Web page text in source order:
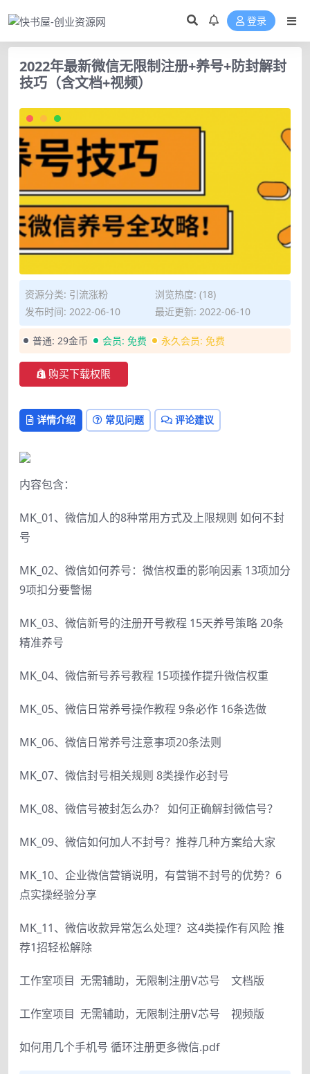
登录
2022年最新微信无限制注册+养号+防封解封
技巧（含文档+视频）
资源分类: 引流涨粉
浏览热度: (18)
发布时间: 2022-06-10
最近更新: 2022-06-10
普通: 29金币 会员: 免费 永久会员: 免费
购买下载权限
详情介绍 常见问题 评论建议
内容包含：
MK_01、微信加人的8种常用方式及上限规则 如何不封
号
MK_02、微信如何养号：微信权重的影响因素 13项加分
9项扣分要警惕
MK_03、微信新号的注册开号教程 15天养号策略 20条
精准养号
MK_04、微信新号养号教程 15项操作提升微信权重
MK_05、微信日常养号操作教程 9条必作 16条选做
MK_06、微信日常养号注意事项20条法则
MK_07、微信封号相关规则 8类操作必封号
MK_08、微信号被封怎么办？ 如何正确解封微信号？
MK_09、微信如何加人不封号？推荐几种方案给大家
MK_10、企业微信营销说明，有营销不封号的优势？6
点实操经验分享
MK_11、微信收款异常怎么处理？这4类操作有风险 推
荐1招轻松解除
工作室项目 无需辅助，无限制注册V芯号 文档版
工作室项目 无需辅助，无限制注册V芯号 视频版
如何用几个手机号 循环注册更多微信.pdf